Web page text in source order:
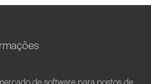
de software para postos de